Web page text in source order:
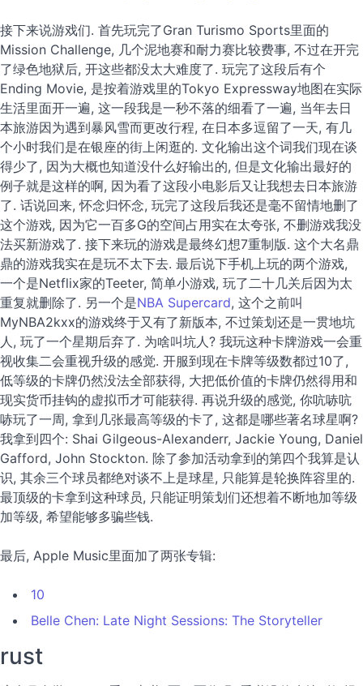
接下来说游戏们. 首先玩完了Gran Turismo Sports里面的
Mission Challenge, 几个泥地赛和耐力赛比较费事, 不过在开完
了绿色地狱后, 开这些都没太大难度了. 玩完了这段后有个
Ending Movie, 是按着游戏里的Tokyo Expressway地图在实际
生活里面开一遍, 这一段我是一秒不落的细看了一遍, 当年去日
本旅游因为遇到暴风雪而更改行程, 在日本多逗留了一天, 有几
个小时我们是在银座的街上闲逛的. 文化输出这个词我们现在谈
得少了, 因为大概也知道没什么好输出的, 但是文化输出最好的
例子就是这样的啊, 因为看了这段小电影后又让我想去日本旅游
了. 话说回来, 怀念归怀念, 玩完了这段后我还是毫不留情地删了
这个游戏, 因为它一百多G的空间占用实在太夸张, 不删游戏我没
法买新游戏了. 接下来玩的游戏是最终幻想7重制版. 这个大名鼎
鼎的游戏我实在是玩不太下去. 最后说下手机上玩的两个游戏,
一个是Netflix家的Teeter, 简单小游戏, 玩了二十几关后因为太
重复就删除了. 另一个是NBA Supercard, 这个之前叫
MyNBA2kxx的游戏终于又有了新版本, 不过策划还是一贯地坑
人, 玩了一个星期后弃了. 为啥叫坑人? 我玩这种卡牌游戏一会重
视收集二会重视升级的感觉. 开服到现在卡牌等级数都过10了,
低等级的卡牌仍然没法全部获得, 大把低价值的卡牌仍然得用和
现实货币挂钩的虚拟币才可能获得. 再说升级的感觉, 你吭哧吭
哧玩了一周, 拿到几张最高等级的卡了, 这都是哪些著名球星啊?
我拿到四个: Shai Gilgeous-Alexanderr, Jackie Young, Daniel
Gafford, John Stockton. 除了参加活动拿到的第四个我算是认
识, 其余三个球员都绝对谈不上是球星, 只能算是轮换阵容里的.
最顶级的卡拿到这种球员, 只能证明策划们还想着不断地加等级
加等级, 希望能够多骗些钱.
最后, Apple Music里面加了两张专辑:
10
Belle Chen: Late Night Sessions: The Storyteller
rust